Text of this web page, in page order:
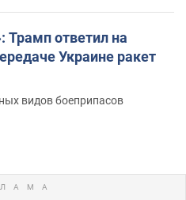
ответил на
Украине ракет
видов боеприпасов